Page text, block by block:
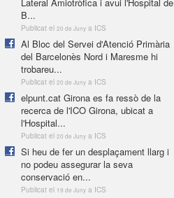
B...
Publicat el 20 de Juny a ICS
Al Bloc del Servei d'Atenció Primària
del Barcelonès Nord i Maresme hi
trobareu...
Publicat el 20 de Juny a ICS
elpunt.cat Girona es fa ressò de la
recerca de l'ICO Girona, ubicat a
l'Hospital...
Publicat el 20 de Juny a ICS
Si heu de fer un desplaçament llarg i
no podeu assegurar la seva
conservació en...
Publicat el 19 de Juny a ICS